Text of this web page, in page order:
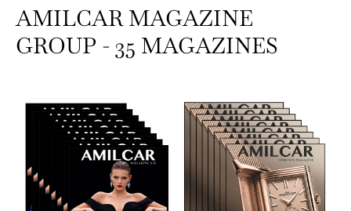
AMILCAR MAGAZINE
GROUP - 35 MAGAZINES